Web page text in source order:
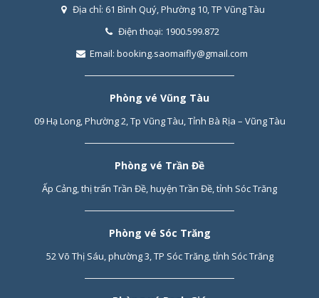
Địa chỉ: 61 Bình Quý, Phường 10, TP Vũng Tàu
Điện thoại: 1900.599.872
Email: booking.saomaifly@gmail.com
Phòng vé Vũng Tàu
09 Hạ Long, Phường 2, Tp Vũng Tàu, Tỉnh Bà Rịa – Vũng Tàu
Phòng vé Trần Đề
Ấp Cảng, thị trấn Trần Đề, huyện Trần Đề, tỉnh Sóc Trăng
Phòng vé Sóc Trăng
52 Võ Thị Sáu, phường 3, TP Sóc Trăng, tỉnh Sóc Trăng